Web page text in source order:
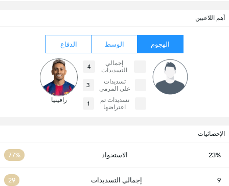
أهم اللاعبين
الهجوم الوسط الدفاع
إجمالي
التسديدات
4
تسديدات
على المرمى
3
تسديدات تم
اعتراضها
1 رافينيا
الإحصائيات
23% الاستحواذ 77%
9 إجمالي التسديدات 29